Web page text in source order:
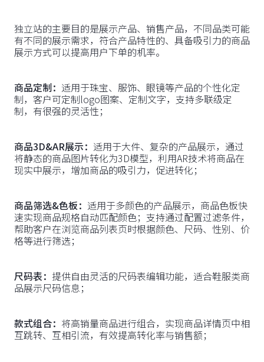
独立站的主要目的是展示产品、销售产品，不同品类可能
有不同的展示需求，符合产品特性的、具备吸引力的商品
展示方式可以提高用户下单的机率。
商品定制： 适用于珠宝、服饰、眼镜等产品的个性化定
制，客户可定制logo图案、定制文字，支持多联级定
制，有很强的灵活性；
商品3D&AR展示： 适用于大件、复杂的产品展示，通过
将静态的商品图片转化为3D模型，利用AR技术将商品在
现实中展示，增加商品的吸引力，促进转化；
商品筛选&色板： 适用于多颜色的产品展示，商品色板快
速实现商品规格自动匹配颜色；支持通过配置过滤条件，
帮助客户在浏览商品列表页时根据颜色、尺码、性别、价
格等进行筛选；
尺码表： 提供自由灵活的尺码表编辑功能，适合鞋服类商
品展示尺码信息；
款式组合： 将高销量商品进行组合，实现商品详情页中相
互跳转、互相引流，有效提高转化率与销售额；